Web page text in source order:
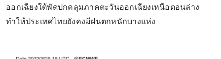
ออกเฉียงใต้พัดปกคลุมภาคตะวันออกเฉียงเหนือตอนล่าง
ทำให้ประเทศไทยยังคงมีฝนตกหนักบางแห่ง